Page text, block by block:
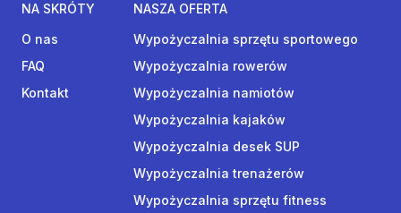
NA SKRÓTY
O nas
FAQ
Kontakt
NASZA OFERTA
Wypożyczalnia sprzętu sportowego
Wypożyczalnia rowerów
Wypożyczalnia namiotów
Wypożyczalnia kajaków
Wypożyczalnia desek SUP
Wypożyczalnia trenażerów
Wypożyczalnia sprzętu fitness